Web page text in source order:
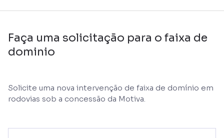
Faça uma solicitação para o faixa de
dominio
Solicite uma nova intervenção de faixa de domínio em
rodovias sob a concessão da Motiva.